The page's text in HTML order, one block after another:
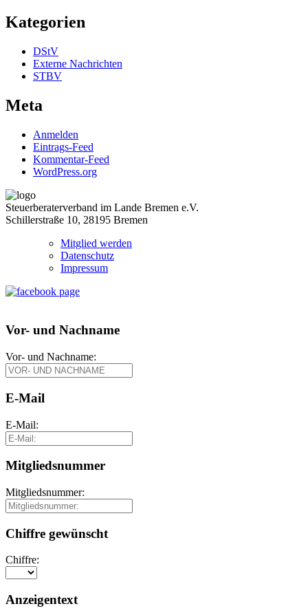
Kategorien
DStV
Externe Nachrichten
STBV
Meta
Anmelden
Eintrags-Feed
Kommentar-Feed
WordPress.org
Steuerberaterverband im Lande Bremen e.V.
Schillerstraße 10, 28195 Bremen
Mitglied werden
Datenschutz
Impressum
Vor- und Nachname
Vor- und Nachname:
E-Mail
E-Mail:
Mitgliedsnummer
Mitgliedsnummer:
Chiffre gewünscht
Chiffre:
Anzeigentext